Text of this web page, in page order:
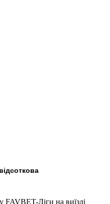
FAVBET-Ліги на виїзді